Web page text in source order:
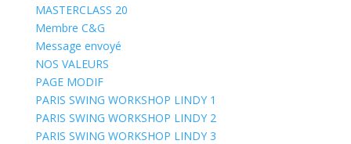
MASTERCLASS 20
Membre C&G
Message envoyé
NOS VALEURS
PAGE MODIF
PARIS SWING WORKSHOP LINDY 1
PARIS SWING WORKSHOP LINDY 2
PARIS SWING WORKSHOP LINDY 3